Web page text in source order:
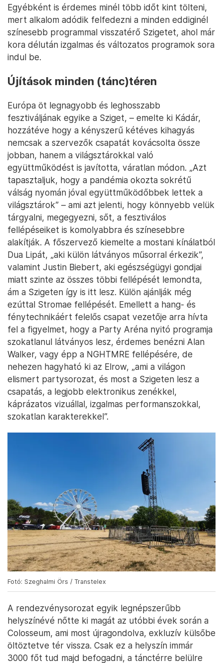
Egyébként is érdemes minél több időt kint tölteni,
mert alkalom adódik felfedezni a minden eddiginél
színesebb programmal visszatérő Szigetet, ahol már
kora délután izgalmas és változatos programok sora
indul be.
Újítások minden (tánc)téren
Európa öt legnagyobb és leghosszabb
fesztiváljának egyike a Sziget, – emelte ki Kádár,
hozzátéve hogy a kényszerű kétéves kihagyás
nemcsak a szervezők csapatát kovácsolta össze
jobban, hanem a világsztárokkal való
együttműködést is javította, váratlan módon. „Azt
tapasztaljuk, hogy a pandémia okozta sokrétű
válság nyomán jóval együttműködőbbek lettek a
világsztárok” – ami azt jelenti, hogy könnyebb velük
tárgyalni, megegyezni, sőt, a fesztiválos
fellépéseiket is komolyabbra és színesebbre
alakítják. A főszervező kiemelte a mostani kínálatból
Dua Lipát, „aki külön látványos műsorral érkezik”,
valamint Justin Biebert, aki egészségügyi gondjai
miatt szinte az összes többi fellépését lemondta,
ám a Szigeten így is itt lesz. Külön ajánlják még
ezúttal Stromae fellépését. Emellett a hang- és
fénytechnikáért felelős csapat vezetője arra hívta
fel a figyelmet, hogy a Party Aréna nyitó programja
szokatlanul látványos lesz, érdemes benézni Alan
Walker, vagy épp a NGHTMRE fellépésére, de
nehezen hagyható ki az Elrow, „ami a világon
elismert partysorozat, és most a Szigeten lesz a
csapatás, a legjobb elektronikus zenékkel,
káprázatos vizuállal, izgalmas performanszokkal,
szokatlan karakterekkel”.
Fotó: Szeghalmi Örs / Transtelex
A rendezvénysorozat egyik legnépszerűbb
helyszínévé nőtte ki magát az utóbbi évek során a
Colosseum, ami most újragondolva, exkluzív külsőbe
öltöztetve tér vissza. Csak ez a helyszín immár
3000 főt tud majd befogadni, a tánctérre belülre